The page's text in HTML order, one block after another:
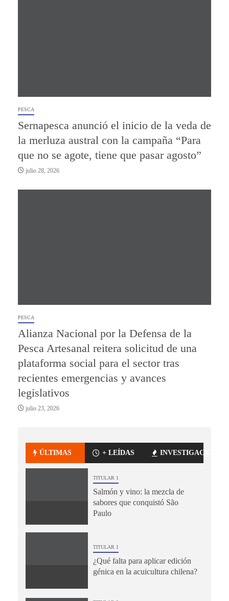
PESCA
Sernapesca anunció el inicio de la veda de
la merluza austral con la campaña “Para
que no se agote, tiene que pasar agosto”
julio 28, 2026
PESCA
Alianza Nacional por la Defensa de la
Pesca Artesanal reitera solicitud de una
plataforma social para el sector tras
recientes emergencias y avances
legislativos
julio 23, 2026
ÚLTIMAS + LEÍDAS INVESTIGACIÓN
TITULAR 1
Salmón y vino: la mezcla de
sabores que conquistó São
Paulo
TITULAR 1
¿Qué falta para aplicar edición
génica en la acuicultura chilena?